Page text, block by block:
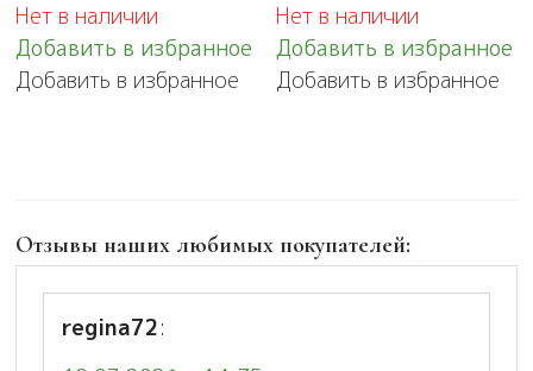
Нет в наличии
Добавить в избранное
Добавить в избранное
Нет в наличии
Добавить в избранное
Добавить в избранное
Отзывы наших любимых покупателей:
regina72: